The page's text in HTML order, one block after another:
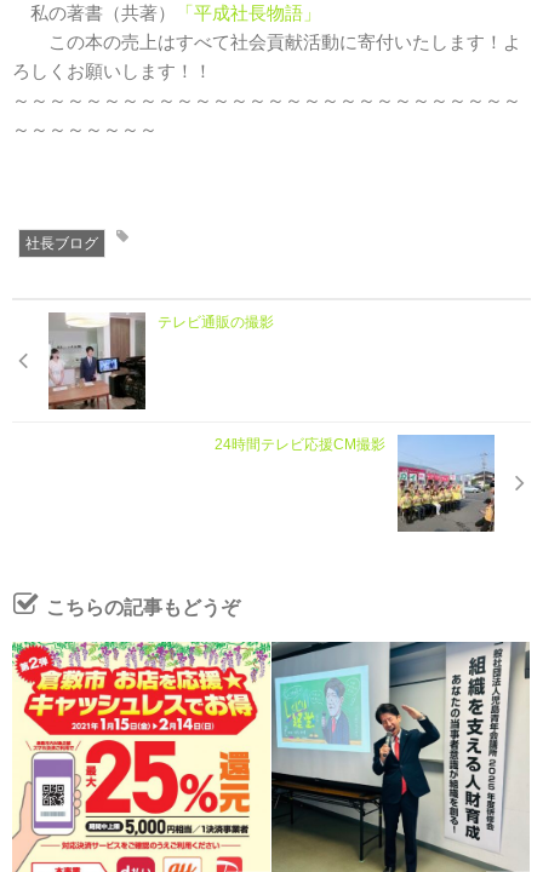
私の著書（共著）
「平成社長物語」
この本の売上はすべて社会貢献活動に寄付いたします！よ
ろしくお願いします！！
～～～～～～～～～～～～～～～～～～～～～～～～～～～～
～～～～～～～～
社長ブログ
テレビ通販の撮影
24時間テレビ応援CM撮影
こちらの記事もどうぞ